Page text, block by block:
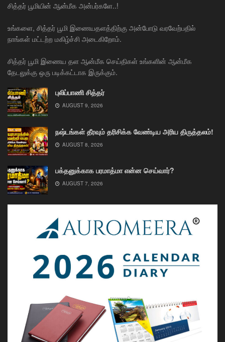
சித்தர் பூமியின் ஆன்மீக அன்பர்களே..!
உங்களை, சித்தர் பூமி இணையதளத்திற்கு அன்போடு வரவேற்பதில்
நாங்கள் மட்டற்ற மகிழ்ச்சி அடைகிறோம்.
சித்தர் பூமி இணைய தள ஆன்மீக செய்திகள் உங்களின் ஆன்மீக
தேடலுக்கு ஒரு படிக்கட்டாக இருக்கும்.
புலிப்பாணி சித்தர்
AUGUST 9, 2026
நஷ்டங்கள் தீரவும் தரிசிக்க வேண்டிய அரிய திருத்தலம்!
AUGUST 8, 2026
பக்தனுக்காக பரமாத்மா என்ன செய்வார்?
AUGUST 7, 2026